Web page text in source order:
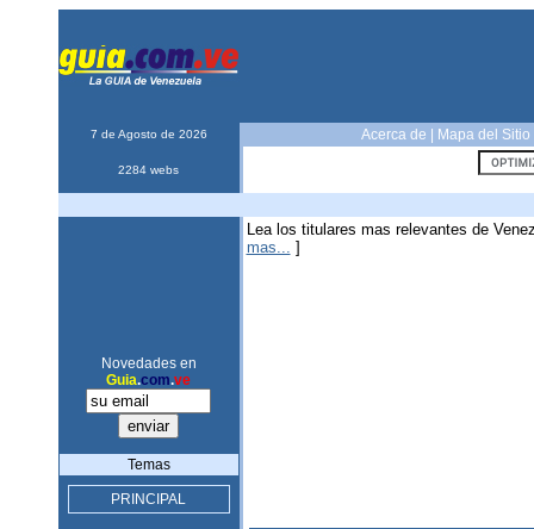
7 de Agosto de 2026 Acerca de Mapa del Sitio
2284 webs
Novedades en
Guia.com.ve
Temas
PRINCIPAL
Lea los titulares mas relevantes de
mas... ]